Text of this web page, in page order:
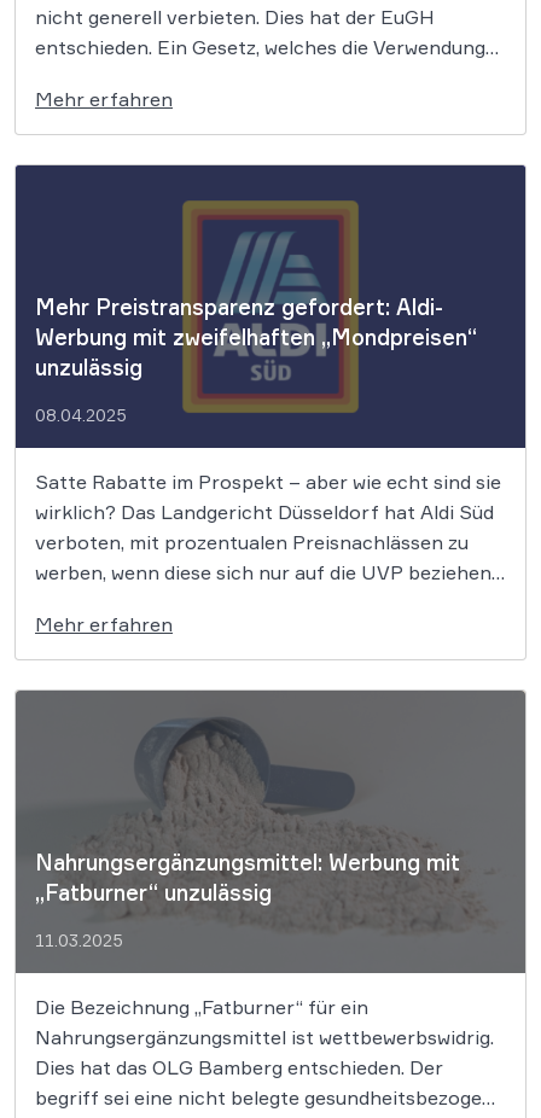
nicht generell verbieten. Dies hat der EuGH
entschieden. Ein Gesetz, welches die Verwendung
„Schinken“ oder „Steak“ für pflanzliche
Erzeugnisse pauschal verbiete, verstoße gegen
geltendes EU-Recht. Ein Sieg für die Vegan-
Branche, allerdings kann aus dem Urteil ein […]
Mehr erfahren
Mehr Preistransparenz gefordert: Aldi-
Werbung mit zweifelhaften „Mondpreisen“
unzulässig
08.04.2025
Satte Rabatte im Prospekt – aber wie echt sind sie
wirklich? Das Landgericht Düsseldorf hat Aldi Süd
verboten, mit prozentualen Preisnachlässen zu
werben, wenn diese sich nur auf die UVP beziehen.
Preisnachlässen wirbt, muss auch den
tatsächlichen früheren Verkaufspreis nennen. Eine
bloße Gegenüberstellung des […]
Mehr erfahren
Nahrungsergänzungsmittel: Werbung mit
„Fatburner“ unzulässig
11.03.2025
Die Bezeichnung „Fatburner“ für ein
Nahrungsergänzungsmittel ist wettbewerbswidrig.
Dies hat das OLG Bamberg entschieden. Der
begriff sei eine nicht belegte gesundheitsbezogene